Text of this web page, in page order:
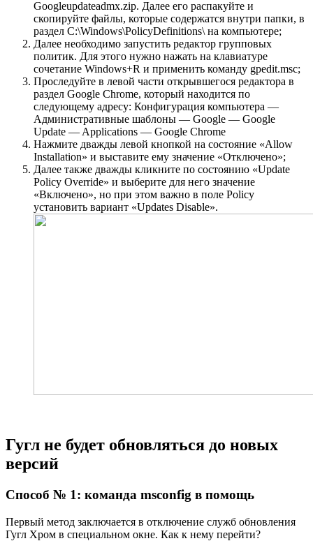
Googleupdateadmx.zip. Далее его распакуйте и
скопируйте файлы, которые содержатся внутри папки, в
раздел C:\Windows\PolicyDefinitions\ на компьютере;
Далее необходимо запустить редактор групповых
политик. Для этого нужно нажать на клавиатуре
сочетание Windows+R и применить команду gpedit.msc;
Проследуйте в левой части открывшегося редактора в
раздел Google Chrome, который находится по
следующему адресу: Конфигурация компьютера —
Административные шаблоны — Google — Google
Update — Applications — Google Chrome
Нажмите дважды левой кнопкой на состояние «Allow
Installation» и выставите ему значение «Отключено»;
Далее также дважды кликните по состоянию «Update
Policy Override» и выберите для него значение
«Включено», но при этом важно в поле Policy
установить вариант «Updates Disable».
Гугл не будет обновляться до новых
версий
Способ № 1: команда msconfig в помощь
Первый метод заключается в отключение служб обновления
Гугл Хром в специальном окне. Как к нему перейти?